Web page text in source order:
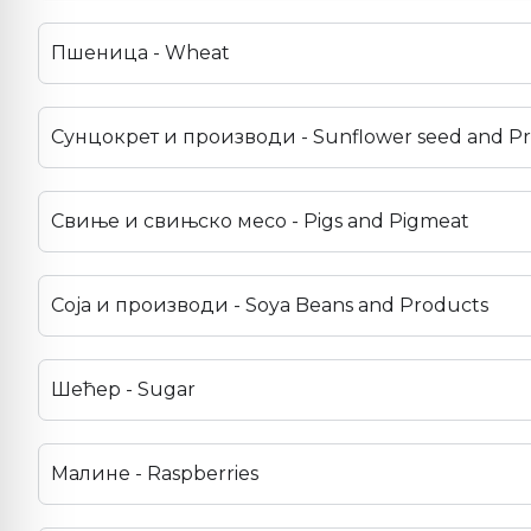
Пшеница - Wheat
Сунцокрет и производи - Sunflower seed and
Свиње и свињско месо - Pigs and Pigmeat
Соја и производи - Soya Beans and Products
Шећер - Sugar
Малине - Raspberries